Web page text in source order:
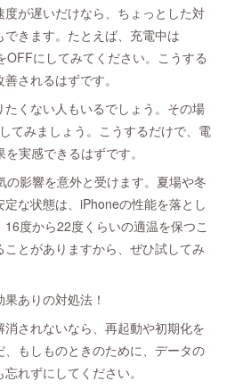
が遅いだけなら、ちょっとした対
きます。たとえば、充電中は
OFFにしてみてください。こうする
されるはずです。
くない人もいるでしょう。その場
てみましょう。こうするだけで、電
実感できるはずです。
の影響を意外と受けます。夏場や冬
な状態は、iPhoneの性能を落とし
度から22度くらいの適温を保つこ
とがありますから、ぜひ試してみ
ありの対処法！
されないなら、再起動や初期化を
もしものときのために、データの
れずにしてください。